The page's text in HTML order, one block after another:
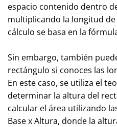
espacio contenido dentro
multiplicando la longitud
cálculo se basa en la
Sin embargo, también
rectángulo si conoces las
En este caso, se utiliza el
determinar la altura del
calcular el área utilizando
Base x Altura, donde la